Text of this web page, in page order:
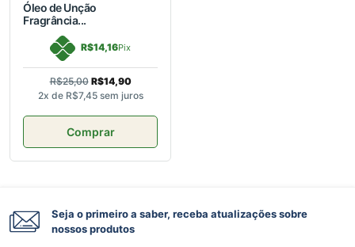
Óleo de Unção
Fragrância...
R$14,16Pix
R$25,00 R$14,90
2x de R$7,45 sem juros
Comprar
Seja o primeiro a saber, receba atualizações sobre
nossos produtos